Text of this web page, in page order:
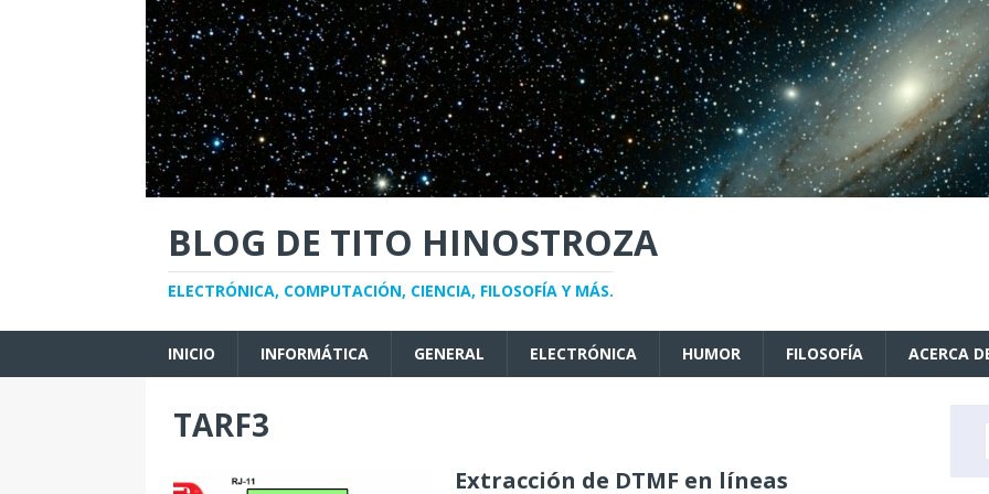
BLOG DE TITO HINOSTROZA
ELECTRÓNICA, COMPUTACIÓN, CIENCIA, FILOSOFÍA Y MÁS.
INICIO INFORMÁTICA GENERAL ELECTRÓNICA HUMOR FILOSOFÍA ACERCA
TARF3
Extracción de DTMF en líneas